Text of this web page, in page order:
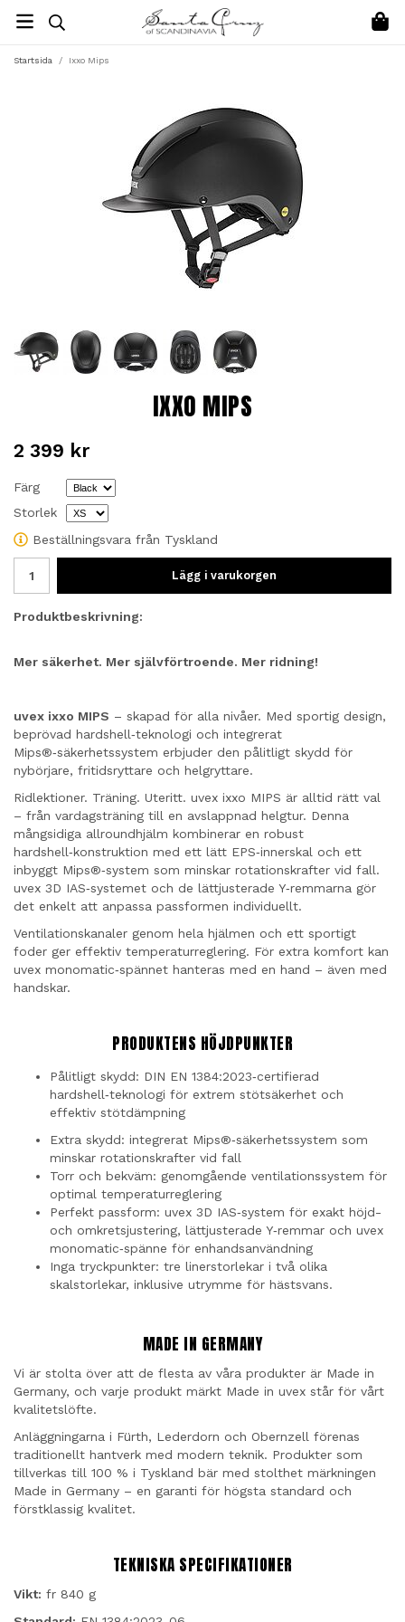
Startsida / Ixxo Mips
IXXO MIPS
2 399 kr
Färg
Storlek
Beställningsvara från Tyskland
Lägg i varukorgen
Produktbeskrivning:
Mer säkerhet. Mer självförtroende. Mer ridning!
uvex ixxo MIPS – skapad för alla nivåer. Med sportig design,
beprövad hardshell‑teknologi och integrerat
Mips®‑säkerhetssystem erbjuder den pålitligt skydd för
nybörjare, fritidsryttare och helgryttare.
Ridlektioner. Träning. Uteritt. uvex ixxo MIPS är alltid rätt val
– från vardagsträning till en avslappnad helgtur. Denna
mångsidiga allroundhjälm kombinerar en robust
hardshell‑konstruktion med ett lätt EPS‑innerskal och ett
inbyggt Mips®‑system som minskar rotationskrafter vid fall.
uvex 3D IAS‑systemet och de lättjusterade Y‑remmarna gör
det enkelt att anpassa passformen individuellt.
Ventilationskanaler genom hela hjälmen och ett sportigt
foder ger effektiv temperaturreglering. För extra komfort kan
uvex monomatic‑spännet hanteras med en hand – även med
handskar.
PRODUKTENS HÖJDPUNKTER
Pålitligt skydd: DIN EN 1384:2023‑certifierad
hardshell‑teknologi för extrem stötsäkerhet och
effektiv stötdämpning
Extra skydd: integrerat Mips®‑säkerhetssystem som
minskar rotationskrafter vid fall
Torr och bekväm: genomgående ventilationssystem för
optimal temperaturreglering
Perfekt passform: uvex 3D IAS‑system för exakt höjd-
och omkretsjustering, lättjusterade Y‑remmar och uvex
monomatic‑spänne för enhandsanvändning
Inga tryckpunkter: tre linerstorlekar i två olika
skalstorlekar, inklusive utrymme för hästsvans.
MADE IN GERMANY
Vi är stolta över att de flesta av våra produkter är Made in
Germany, och varje produkt märkt Made in uvex står för vårt
kvalitetslöfte.
Anläggningarna i Fürth, Lederdorn och Obernzell förenas
traditionellt hantverk med modern teknik. Produkter som
tillverkas till 100 % i Tyskland bär med stolthet märkningen
Made in Germany – en garanti för högsta standard och
förstklassig kvalitet.
TEKNISKA SPECIFIKATIONER
Vikt: fr 840 g